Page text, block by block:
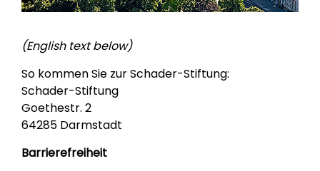
(English text below)
So kommen Sie zur Schader-Stiftung:
Schader-Stiftung
Goethestr. 2
64285 Darmstadt
Barrierefreiheit